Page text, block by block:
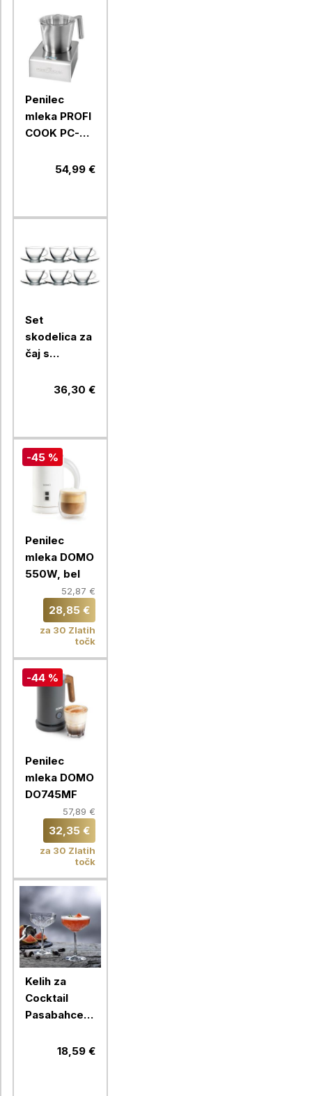
Penilec
mleka PROFI
COOK PC-
54,99 €
Set
skodelica za
čaj s
Pasabahce
kos, steklo
36,30 €
-45 %
Penilec
mleka DOMO
550W, bel
52,87 €
28,85 €
za 30 Zlatih
točk
-44 %
Penilec
mleka DOMO
DO745MF
57,89 €
32,35 €
za 30 Zlatih
točk
Kelih za
Cocktail
Pasabahce
270 ml, 418,59 €